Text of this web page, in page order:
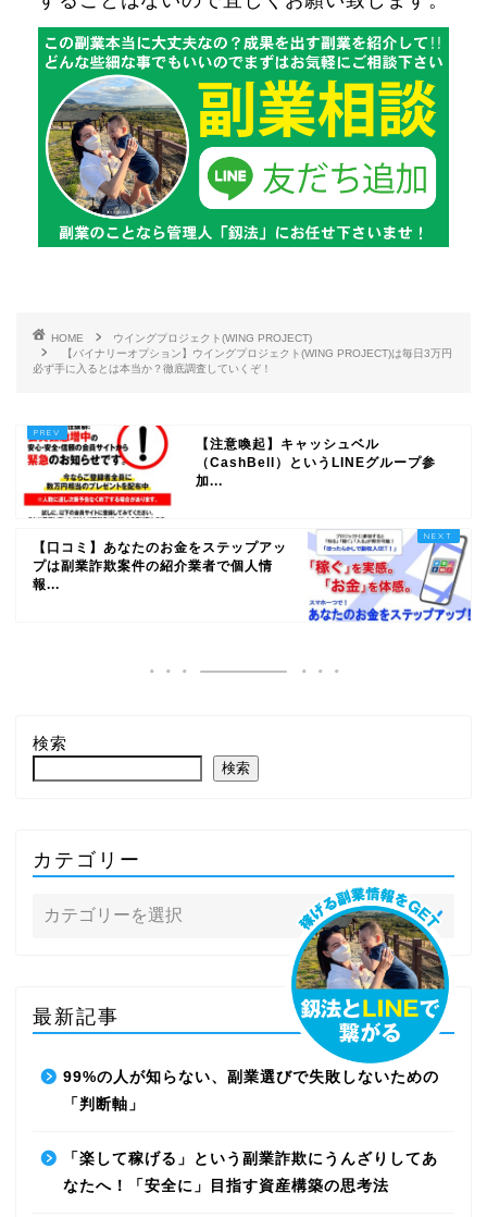
HOME
ウイングプロジェクト(WING PROJECT)
【バイナリーオプション】ウイングプロジェクト(WING PROJECT)は毎日3万円
必ず手に入るとは本当か？徹底調査していくぞ！
【注意喚起】キャッシュベル
（CashBell）というLINEグループ参
加...
【口コミ】あなたのお金をステップアッ
プは副業詐欺案件の紹介業者で個人情
報...
検索
検索
カテゴリー
最新記事
99%の人が知らない、副業選びで失敗しないための
「判断軸」
「楽して稼げる」という副業詐欺にうんざりしてあ
なたへ！「安全に」目指す資産構築の思考法